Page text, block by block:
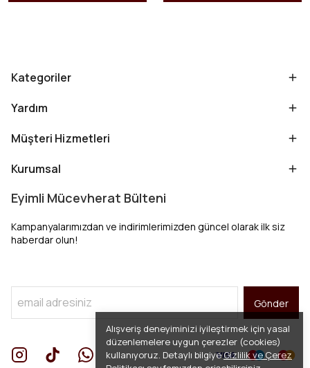
Alışveriş deneyiminizi iyileştirmek için yasal
düzenlemelere uygun çerezler (cookies)
kullanıyoruz. Detaylı bilgiyeGizlilik ve Çerez
Kategoriler
Yardım
Müşteri Hizmetleri
Kurumsal
Eyimli Mücevherat Bülteni
Kampanyalarımızdan ve indirimlerimizden güncel olarak ilk siz
haberdar olun!
Gönder